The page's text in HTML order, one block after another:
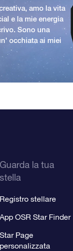
amo la vita
e la mie energia
Sono una
occhiata ai miei
Guarda la tua
stella
Registro stellare
App OSR Star Finder
Star Page
personalizzata